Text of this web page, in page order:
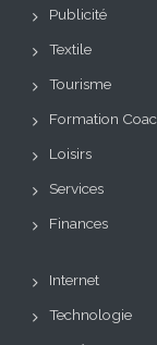
Publicité
Textile
Tourisme
Formation
Loisirs
Services
Finances
Internet
Technologie